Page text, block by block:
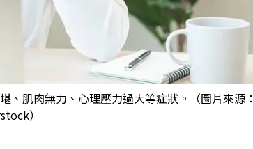
肌肉無力、心理壓力過大等症狀。（圖片來源：
）